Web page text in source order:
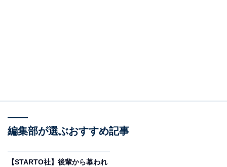
さん。「リーダー」の愛称でも親しまれています。グル
ープでの長寿番組『ザ！鉄腕！DASH!!』（日本テレビ
『TOKIO城島 らくらく茂』（ABCテレビ）などにも出
編集部が選ぶおすすめ記事
【STARTO社】後輩から慕われ